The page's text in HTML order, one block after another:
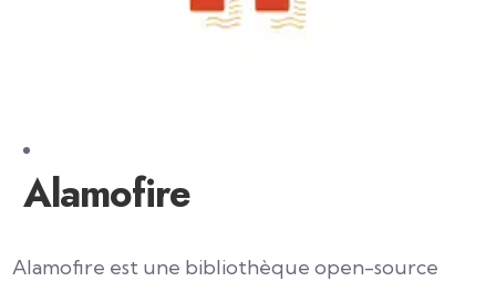
Alamofire
Alamofire est une bibliothèque open-source